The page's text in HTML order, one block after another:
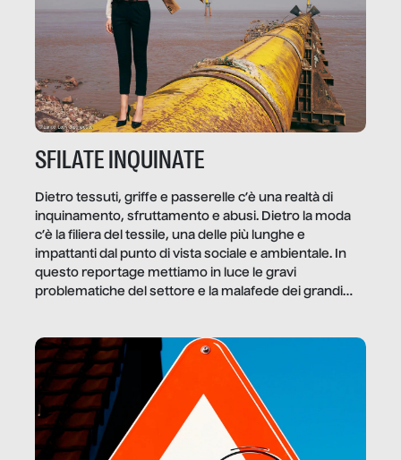
SFILATE INQUINATE
Dietro tessuti, griffe e passerelle c’è una realtà di
inquinamento, sfruttamento e abusi. Dietro la moda
c’è la filiera del tessile, una delle più lunghe e
impattanti dal punto di vista sociale e ambientale. In
questo reportage mettiamo in luce le gravi
problematiche del settore e la malafede dei grandi